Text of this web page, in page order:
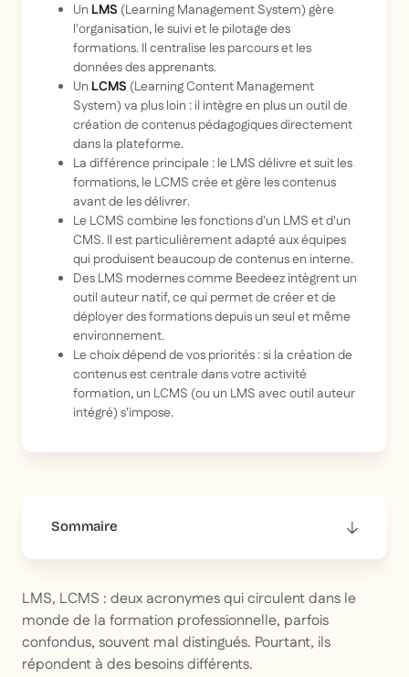
Un LMS (Learning Management System) gère
l'organisation, le suivi et le pilotage des
formations. Il centralise les parcours et les
données des apprenants.
Un LCMS (Learning Content Management
System) va plus loin : il intègre en plus un outil de
création de contenus pédagogiques directement
dans la plateforme.
La différence principale : le LMS délivre et suit les
formations, le LCMS crée et gère les contenus
avant de les délivrer.
Le LCMS combine les fonctions d'un LMS et d'un
CMS. Il est particulièrement adapté aux équipes
qui produisent beaucoup de contenus en interne.
Des LMS modernes comme Beedeez intègrent un
outil auteur natif, ce qui permet de créer et de
déployer des formations depuis un seul et même
environnement.
Le choix dépend de vos priorités : si la création de
contenus est centrale dans votre activité
formation, un LCMS (ou un LMS avec outil auteur
intégré) s'impose.
Sommaire
LMS, LCMS : deux acronymes qui circulent dans le
monde de la formation professionnelle, parfois
confondus, souvent mal distingués. Pourtant, ils
répondent à des besoins différents.